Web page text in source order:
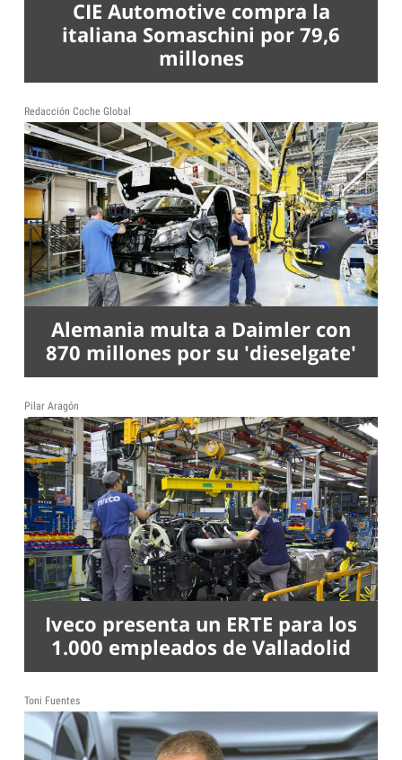
CIE Automotive compra la
italiana Somaschini por 79,6
millones
Redacción Coche Global
Alemania multa a Daimler con
870 millones por su 'dieselgate'
Pilar Aragón
Iveco presenta un ERTE para los
1.000 empleados de Valladolid
Toni Fuentes